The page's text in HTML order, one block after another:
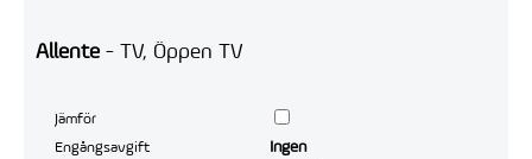
Allente- TV, Öppen TV
Jämför
Engångsavgift
Ingen